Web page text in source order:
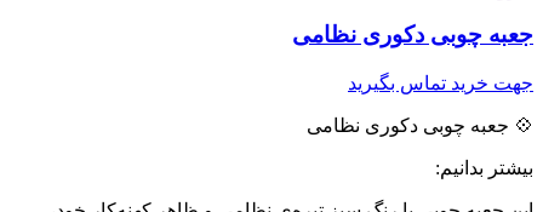
جعبه چوبی دکوری نظامی
جهت خرید تماس بگیرید
💠 جعبه چوبی دکوری نظامی
بیشتر بدانیم: